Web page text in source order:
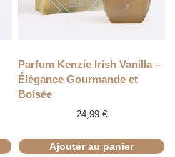
Parfum Kenzie Irish Vanilla –
Élégance Gourmande et
Boisée
24,99 €
Ajouter au panier